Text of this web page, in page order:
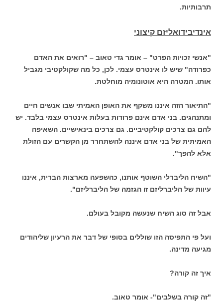
תרבותיות.
אינדיבידואליזם קיצוני
"אנשי זכויות הפרט" – אומר גדי טאוב – "רואים את האדם
כפרודה" שיש לו אינטרס עצמי. לכן, כל מה שקולקטיבי מגביל
אותו. המטרה היא אוטונומיה מוחלטת.
"התיאור הזה איננו משקף את האופן האמיתי שבו אנשים חיים
ומתנהגים. בני אדם אינם פרודות בעלות אינטרס עצמי בלבד. יש
להם גם צרכים קולקטיביים. גם צרכים בינאישיים. השאיפה
האמיתית של בני אדם איננה להשתחרר מן הקשרים עם הזולת
אלא להפך".
"השיח הליברלי השוטף אותנו, כהשפעה מארצות הברית, איננו
עיוות של הליברליזם זו הגזמה של הליברליזם".
אבל זה סוג השיח שנעשה מקובל בעולם.
ועל פי התפיסה הזו שוללים בסופי של דבר את הרעיון שליהודים
מגיעה מדינה.
איך זה קורה?
"זה קורה בשלבים"- אומר טאוב.